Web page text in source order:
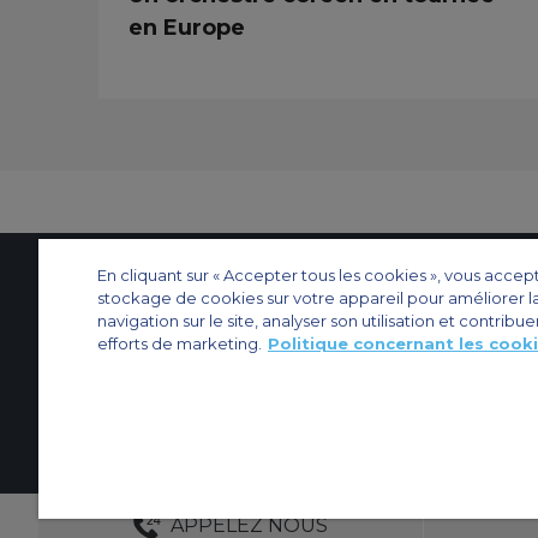
en Europe
APPELEZ NOUS
RESPONSABLES DE CLIENTÈLE DÉDIÉS
Contactez-nous À propos d'ACS Plan de site Sites web d’ACS
Nos bureaux
Protection de la vie privée
Politique concernant les cookies
Paramètres des
En cliquant sur « Accepter tous les cookies », vous
stockage de cookies sur votre appareil pour améliorer
navigation sur le site, analyser son utilisation et
efforts de marketing.
Politique concernant les